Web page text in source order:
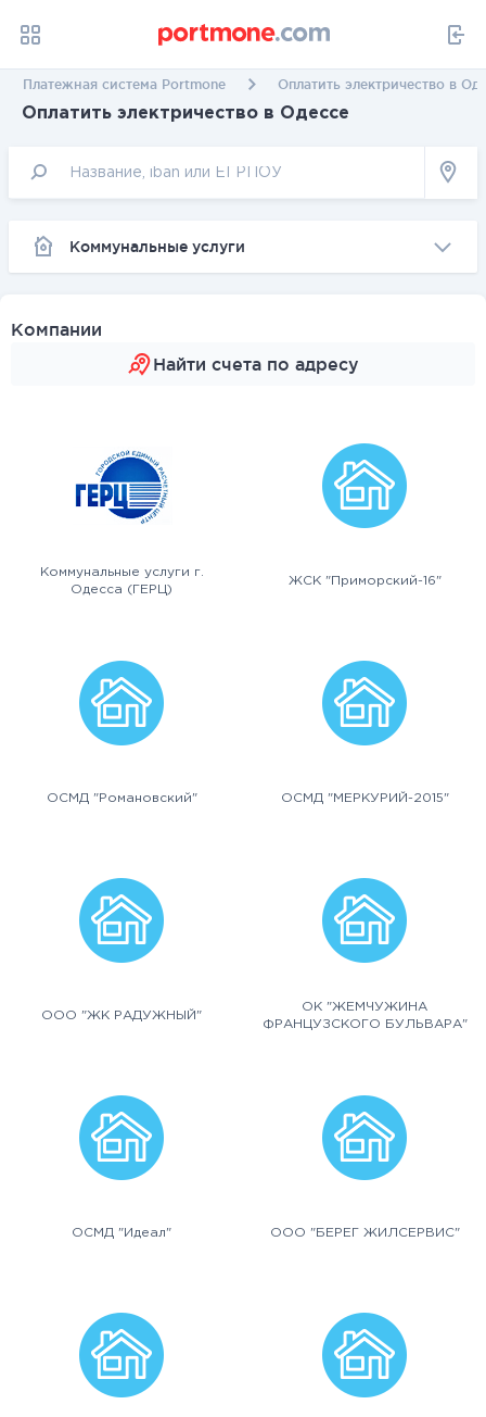
Платежная система Portmone Оплатить электричество в
Оплатить электричество в Одессе
Коммунальные услуги
Компании
Найти счета по адресу
Коммунальные услуги г.
Одесса (ГЕРЦ)
ЖСК "Приморский-16"
ОСМД "Романовский" ОСМД "МЕРКУРИЙ-2015"
ООО "ЖК РАДУЖНЫЙ"
ОК "ЖЕМЧУЖИНА
ФРАНЦУЗСКОГО БУЛЬВАРА"
ОСМД "Идеал" ООО "БЕРЕГ ЖИЛСЕРВИС"